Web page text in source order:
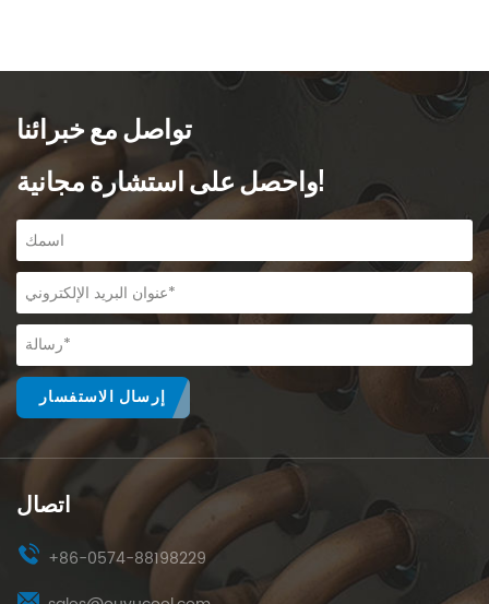
تواصل مع خبرائنا
واحصل على استشارة مجانية!
إرسال الاستفسار
اتصال
+86-0574-88198229